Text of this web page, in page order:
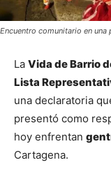
Encuentro comunitario en
La Vida de Barrio
Lista
una declaratoria
presentó como
hoy enfrentan
Cartagena.